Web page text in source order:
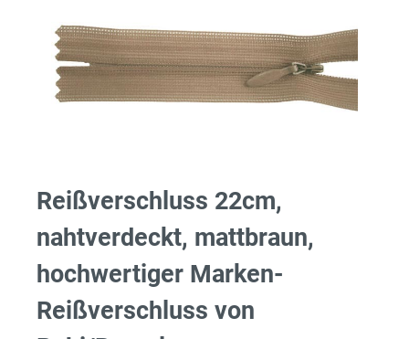
Reißverschluss 22cm,
nahtverdeckt, mattbraun,
hochwertiger Marken-
Reißverschluss von